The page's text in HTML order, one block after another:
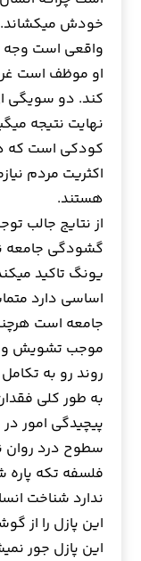
خودش ميكشاند.
واقعي است
او موظف است
كند. دو سويگي
نهايت نتيجه
كودكي است كه
اكثريت مردم
هستند.
از نتايج جالب
گشودگي جامعه
يونگ تاكيد
اساسي دارد
جامعه است
موجب تشويش و
روند رو به
به طور كلي
پيچيدگي امور
سطوح درد روان
فلسفه تكه پاره
ندارد شناخت
اين پازل را از
اين پازل جور